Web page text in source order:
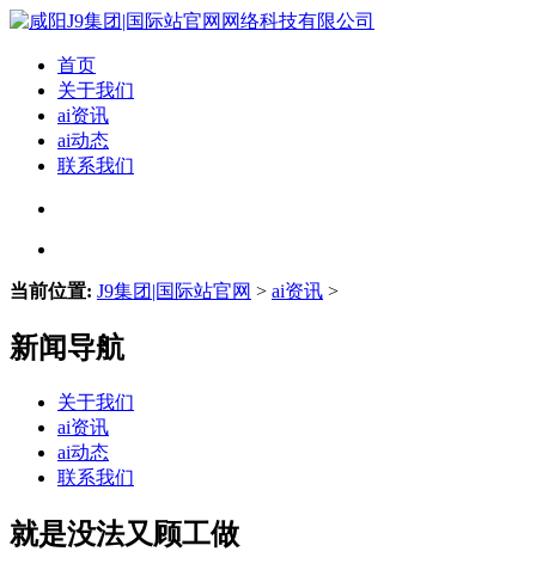
首页
关于我们
ai资讯
ai动态
联系我们
当前位置: J9集团|国际站官网 > ai资讯 >
新闻导航
关于我们
ai资讯
ai动态
联系我们
就是没法又顾工做